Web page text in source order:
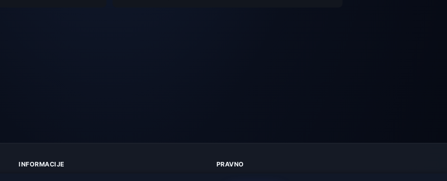
INFORMACIJE PRAVNO